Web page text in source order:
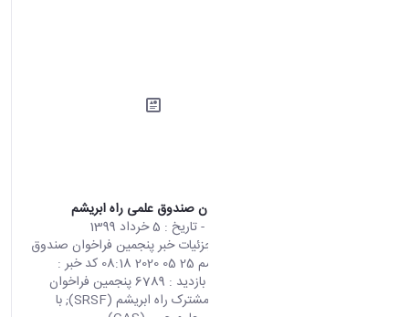
پنجمین فراخوان صندوق علمی راه ابریشم
- تاریخ : 5 خرداد 1399
صفحه اصلی جزئیات خبر پنجمین فراخوان صندوق
علمی راه ابریشم 25 05 2020 08:18 کد خبر :
701815 تعداد بازدید : 6789 پنجمین فراخوان
صندوق علمی مشترک راه ابریشم (SRSF); با